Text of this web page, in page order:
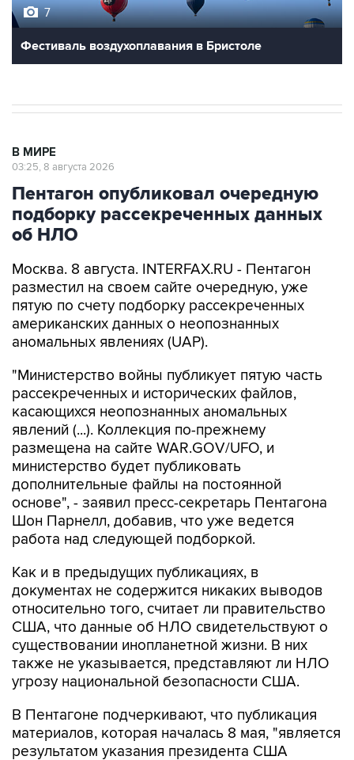
7
Фестиваль воздухоплавания в Бристоле
В МИРЕ
03:25, 8 августа 2026
Пентагон опубликовал очередную
подборку рассекреченных данных
об НЛО
Москва. 8 августа. INTERFAX.RU - Пентагон
разместил на своем сайте очередную, уже
пятую по счету подборку рассекреченных
американских данных о неопознанных
аномальных явлениях (UAP).
"Министерство войны публикует пятую часть
рассекреченных и исторических файлов,
касающихся неопознанных аномальных
явлений (...). Коллекция по-прежнему
размещена на сайте WAR.GOV/UFO, и
министерство будет публиковать
дополнительные файлы на постоянной
основе", - заявил пресс-секретарь Пентагона
Шон Парнелл, добавив, что уже ведется
работа над следующей подборкой.
Как и в предыдущих публикациях, в
документах не содержится никаких выводов
относительно того, считает ли правительство
США, что данные об НЛО свидетельствуют о
существовании инопланетной жизни. В них
также не указывается, представляют ли НЛО
угрозу национальной безопасности США.
В Пентагоне подчеркивают, что публикация
материалов, которая началась 8 мая, "является
результатом указания президента США